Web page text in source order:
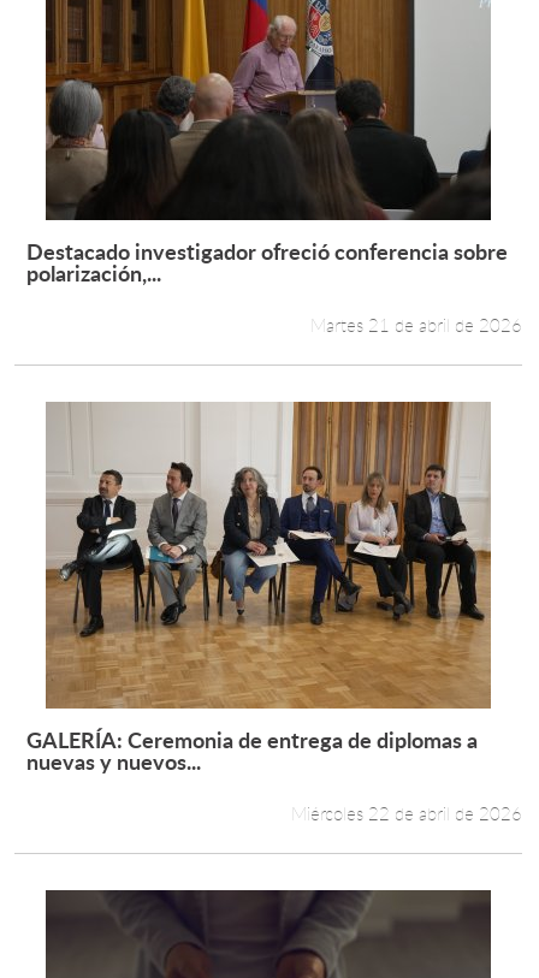
Leer más +
Destacado investigador ofreció conferencia sobre
polarización,...
Martes 21 de abril de 2026
Leer más +
GALERÍA: Ceremonia de entrega de diplomas a
nuevas y nuevos...
Miércoles 22 de abril de 2026